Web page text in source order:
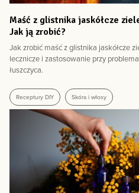
Maść z glistnika jaskółcze
Jak ją zrobić?
Jak zrobić maść z glistnika jaskółcze
lecznicze i zastosowanie przy
łuszczyca.
Receptury DIY Skóra i włosy